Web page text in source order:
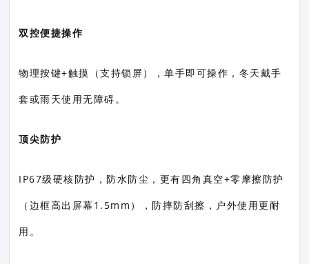
双控便捷操作
物理按键+触摸（支持锁屏），单手即可操作，冬天戴手
套或雨天使用无障碍。
顶尖防护
IP67级硬核防护，防水防尘，更有四角真空+零摩擦防护
（边框高出屏幕1.5mm），防摔防刮擦，户外使用更耐
用。